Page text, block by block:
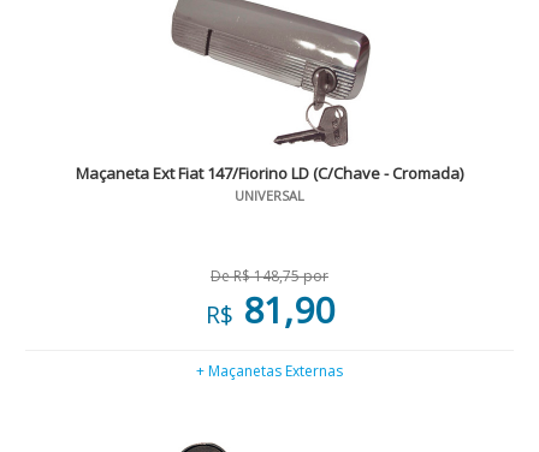
Maçaneta Ext Fiat 147/Fiorino LD (C/Chave - Cromada)
UNIVERSAL
De R$ 148,75 por
R$ 81,90
+ Maçanetas Externas